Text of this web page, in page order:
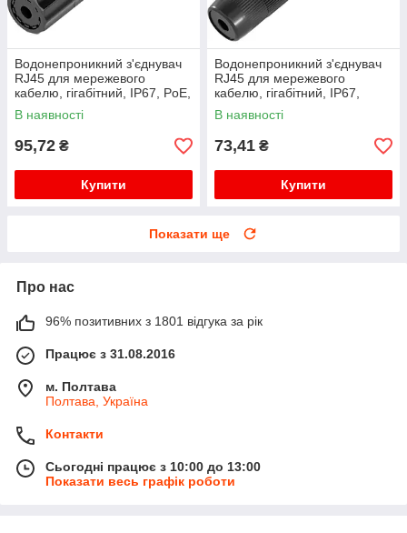
Водонепроникний з'єднувач
RJ45 для мережевого
кабелю, гігабітний, IP67, PoE,
чорний
В наявності
95,72 ₴
Купити
Водонепроникний з'єднувач
RJ45 для мережевого
кабелю, гігабітний, IP67,
чорний, WDT-IP67ZT/B
В наявності
73,41 ₴
Купити
Показати ще
Про нас
96% позитивних з 1801 відгука за рік
Працює з 31.08.2016
м. Полтава
Полтава, Україна
Контакти
Сьогодні працює з 10:00 до 13:00
Показати весь графік роботи